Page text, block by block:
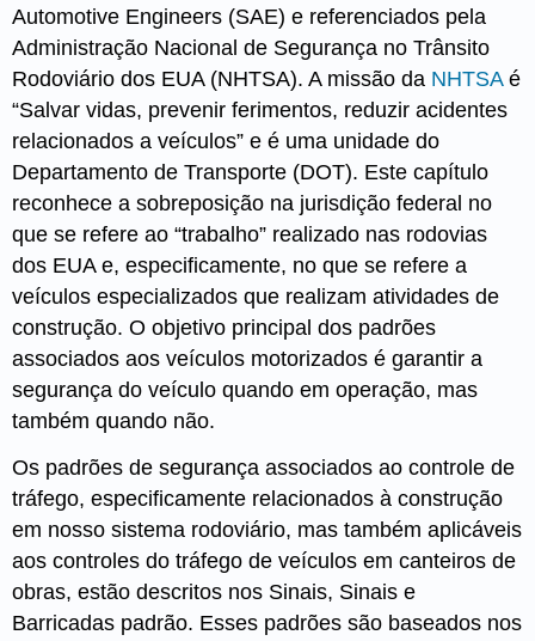
Automotive Engineers (SAE) e referenciados pela
Administração Nacional de Segurança no Trânsito
Rodoviário dos EUA (NHTSA). A missão da NHTSAé
“Salvar vidas, prevenir ferimentos, reduzir acidentes
relacionados a veículos” e é uma unidade do
Departamento de Transporte (DOT). Este capítulo
reconhece a sobreposição na jurisdição federal no
que se refere ao “trabalho” realizado nas rodovias
dos EUA e, especificamente, no que se refere a
veículos especializados que realizam atividades de
construção. O objetivo principal dos padrões
associados aos veículos motorizados é garantir a
segurança do veículo quando em operação, mas
também quando não.
Os padrões de segurança associados ao controle de
tráfego, especificamente relacionados à construção
em nosso sistema rodoviário, mas também aplicáveis
aos controles do tráfego de veículos em canteiros de
obras, estão descritos nos Sinais, Sinais e
Barricadas padrão. Esses padrões são baseados nos